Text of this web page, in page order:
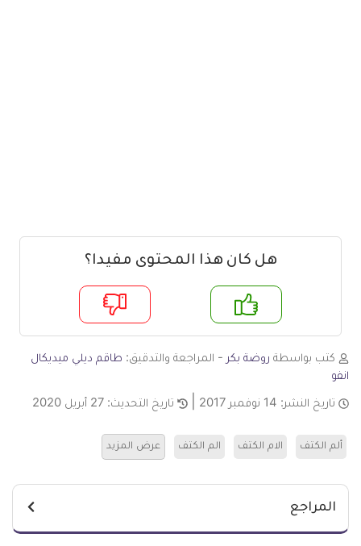
هل كان هذا المحتوى مفيدا؟
لا
كتب بواسطة روضة بكر - المراجعة والتدقيق: طاقم ديلي ميديكال
انفو
تاريخ النشر: 14 نوفمبر 2017 تاريخ التحديث: 27 أبريل 2020
ألم الكتف الام الكتف الم الكتف عرض المزيد
المراجع